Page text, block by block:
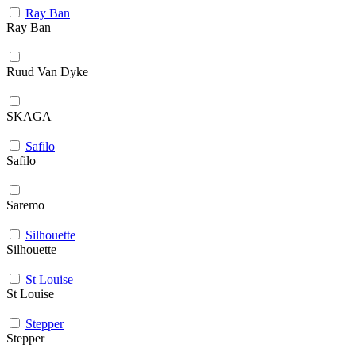
Ray Ban
Ray Ban
Ruud Van Dyke
SKAGA
Safilo
Safilo
Saremo
Silhouette
Silhouette
St Louise
St Louise
Stepper
Stepper